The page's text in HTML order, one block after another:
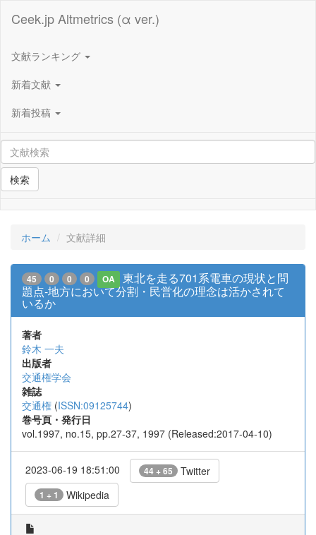
Ceek.jp Altmetrics (α ver.)
文献ランキング
新着文献
新着投稿
検索
ホーム 文献詳細
45 0 0 0 OA
東北を走る701系電車の現状と問
題点-地方において分割・民営化の理念は活かされて
いるか
著者
鈴木 一夫
出版者
交通権学会
雑誌
交通権 (ISSN:09125744)
巻号頁・発行日
vol.1997, no.15, pp.27-37, 1997 (Released:2017-04-10)
2023-06-19 18:51:00 44 + 65 Twitter
1 + 1 Wikipedia